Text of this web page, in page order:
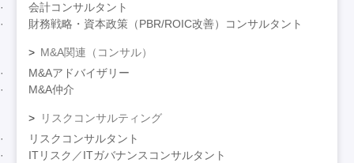
会計コンサルタント
財務戦略・資本政策（PBR/ROIC改善）コンサルタント
M&A関連（コンサル）
M&Aアドバイザリー
M&A仲介
リスクコンサルティング
リスクコンサルタント
ITリスク／ITガバナンスコンサルタント